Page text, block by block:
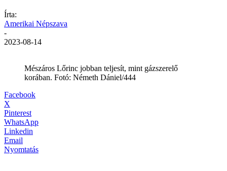
Írta:
Amerikai Népszava
-
2023-08-14
Mészáros Lőrinc jobban teljesít, mint gázszerelő
korában. Fotó: Németh Dániel/444
Facebook
X
Pinterest
WhatsApp
Linkedin
Email
Nyomtatás